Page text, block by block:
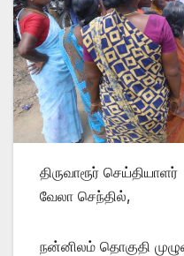
திருவாரூர் செய்தியாளர்
வேலா செந்தில்,
நன்னிலம் தொகுதி